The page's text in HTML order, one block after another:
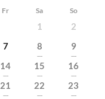
Fr Sa So
1
2
7 8
---
9
---
14
---
15
---
16
---
21
---
22
---
23
---